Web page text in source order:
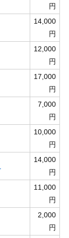
円
14,000
円
12,000
円
17,000
円
7,000
円
10,000
円
14,000
円
11,000
円
2,000
円